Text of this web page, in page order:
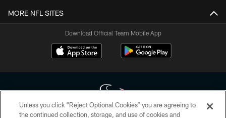
MORE NFL SITES
Download Official Team Mobile App
Unless you click “Reject Optional Cookies” you are agreeing to
the continued collection, storage, and use of cookies and